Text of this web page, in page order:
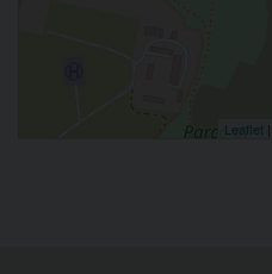
Leaflet